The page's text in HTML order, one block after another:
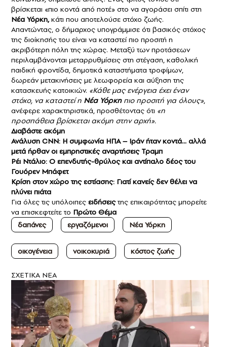
βρίσκεται «πιο κοντά από ποτέ» στο να αγοράσει σπίτι στη
Νέα Υόρκη,κάτι που αποτελούσε στόχο ζωής.
Απαντώντας, ο δήμαρχος υπογράμμισε ότι βασικός στόχος
της διοίκησής του είναι να καταστεί πιο προσιτή η
ακριβότερη πόλη της χώρας. Μεταξύ των προτάσεων
περιλαμβάνονται μεταρρυθμίσεις στη στέγαση, καθολική
παιδική φροντίδα, δημοτικά καταστήματα τροφίμων,
δωρεάν μετακινήσεις με λεωφορεία και αύξηση της
κατασκευής κατοικιών. «Κάθε μας ενέργεια έχει έναν
στόχο, να καταστεί η Νέα Υόρκηπιο προσιτή για όλους»,
ανέφερε χαρακτηριστικά, προσθέτοντας ότι «η
προσπάθεια βρίσκεται ακόμη στην αρχή».
Διαβάστε ακόμη
Ανάλυση CNN: Η συμφωνία ΗΠΑ – Ιράν ήταν κοντά… αλλά
μετά ήρθαν οι εμπρηστικές αναρτήσεις Τραμπ
Ρέι Ντάλιο: Ο επενδυτής-θρύλος και αντίπαλο δέος του
Γουόρεν Μπάφετ
Κρίση στον χώρο της εστίασης: Γιατί κανείς δεν θέλει να
πλύνει πιάτα
Για όλες τις υπόλοιπες ειδήσειςτης επικαιρότητας μπορείτε
να επισκεφτείτε το Πρώτο Θέμα
δαπάνες
εργαζόμενοι Νέα Υόρκη
οικογένεια νοικοκυριά κόστος ζωής
ΣXETIKA NEA